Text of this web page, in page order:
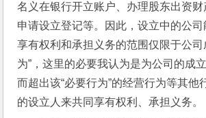
名义在银行开立账户、办理股东出资财
申请设立登记等。因此，设立中的公司
享有权利和承担义务的范围仅限于公司
为”，这里的必要我认为是为公司的成
而超出该“必要行为”的经营行为等其他
的设立人来共同享有权利、承担义务。